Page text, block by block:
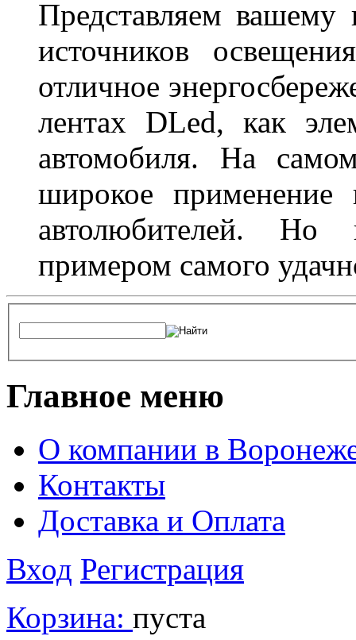
Представляем
источников
отличное
лентах DLed, как
автомобиля. На
широкое
автолюбителей. Но
примером самого
Главное меню
О компании в
Контакты
Доставка и Оплата
Вход Регистрация
Корзина: пуста